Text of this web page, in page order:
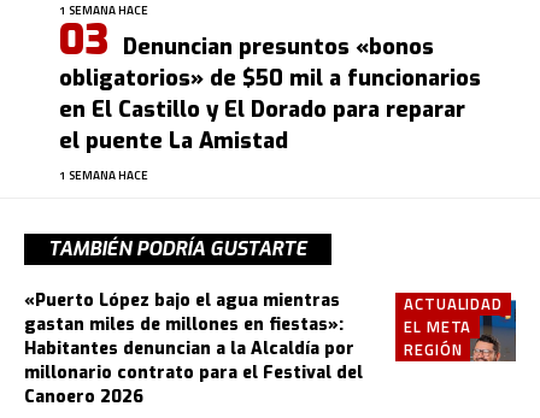
1 SEMANA HACE
Denuncian presuntos «bonos
obligatorios» de $50 mil a funcionarios
en El Castillo y El Dorado para reparar
el puente La Amistad
1 SEMANA HACE
TAMBIÉN PODRÍA GUSTARTE
ACTUALIDAD
EL META
REGIÓN
«Puerto López bajo el agua mientras
gastan miles de millones en fiestas»:
Habitantes denuncian a la Alcaldía por
millonario contrato para el Festival del
Canoero 2026